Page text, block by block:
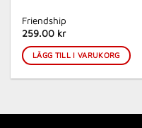
Friendship
259.00 kr
LÄGG TILL I VARUKORG